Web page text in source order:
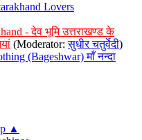
Lovers
- देव भूमि उत्तराखण्ड के
(Moderator:सुधीर चतुर्वेदी)
(Bageshwar) माँ नन्दा
▲